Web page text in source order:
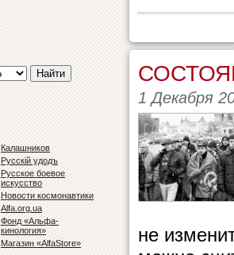
Калашников
Русскiй удодъ
Русское боевое
искусство
Новости космонавтики
Alfa.org.ua
Фонд «Альфа-
кинология»
Магазин «AlfaStore»
1 Декабря
не